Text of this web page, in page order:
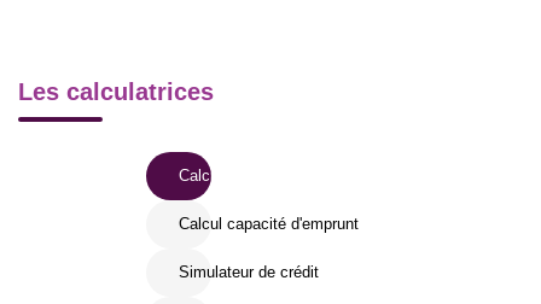
Les calculatrices
Calcul Frais de notaire
Calcul capacité d'emprunt
Simulateur de crédit